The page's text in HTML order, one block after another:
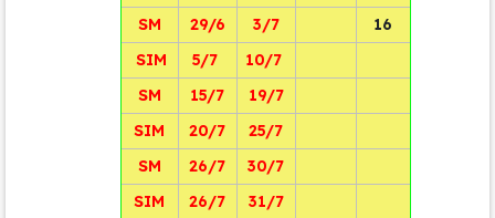
SM
29/6 3/7
16
SIM
5/7
10/7
SM
15/7
19/7
SIM
20/7
25/7
SM
26/7
30/7
SIM
26/7 31/7